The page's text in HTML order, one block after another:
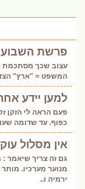
פרשת
עצוב שכך מסתכמת
המשפט = "ארץ"
למען יידע
פעם הראה לי הזקן
כפוף. עד שדומה
אין מסלול
גם זה צריך שיאמר
מנוער מערכיו.
ירמיה ו..